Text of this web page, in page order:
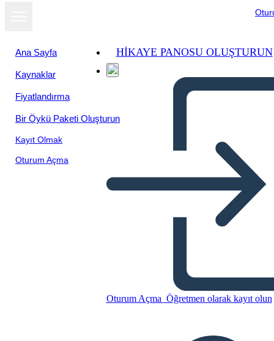
Ana Sayfa
Kaynaklar
Fiyatlandırma
Bir Öykü Paketi Oluşturun
Kayıt Olmak
Oturum Açma
HIKAYE PANOSU OLUŞTURUN
Oturum Açma Öğretmen olarak kayıt olun
Вычитание - Дроби
Bu Öykü Panosunu kopyala